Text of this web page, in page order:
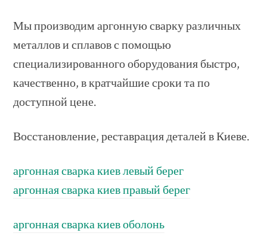
Мы производим аргонную сварку различных
металлов и сплавов с помощью
специализированного оборудования быстро,
качественно, в кратчайшие сроки та по
доступной цене.
Восстановление, реставрация деталей в Киеве.
аргонная сварка киев левый берег
аргонная сварка киев правый берег
аргонная сварка киев оболонь